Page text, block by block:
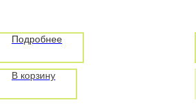
Подробнее
В корзину